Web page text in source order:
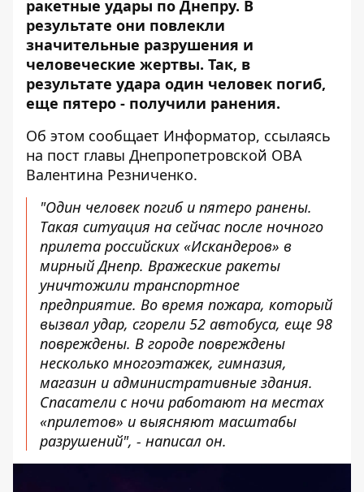
ракетные удары по Днепру. В
результате они повлекли
значительные разрушения и
человеческие жертвы. Так, в
результате удара один человек погиб,
еще пятеро - получили ранения.
Об этом сообщает Информатор, ссылаясь
на пост главы Днепропетровской ОВА
Валентина Резниченко.
"Один человек погиб и пятеро ранены.
Такая ситуация на сейчас после ночного
прилета российских «Искандеров» в
мирный Днепр. Вражеские ракеты
уничтожили транспортное
предприятие. Во время пожара, который
вызвал удар, сгорели 52 автобуса, еще 98
повреждены. В городе повреждены
несколько многоэтажек, гимназия,
магазин и административные здания.
Спасатели с ночи работают на местах
«прилетов» и выясняют масштабы
разрушений", - написал он.